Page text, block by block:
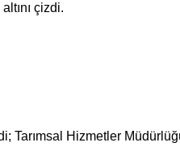
çizdi.
Tarımsal Hizmetler